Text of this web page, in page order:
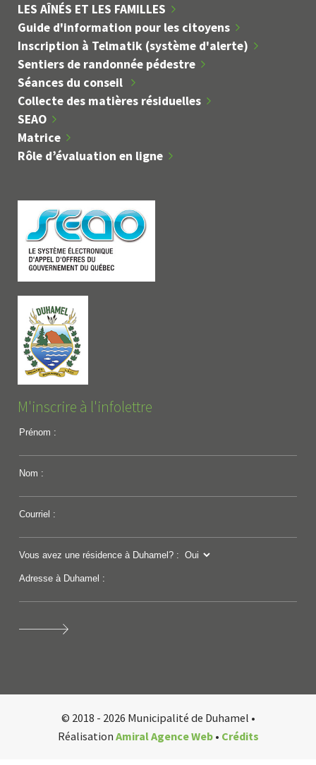
LES AÎNÉS ET LES FAMILLES
Guide d'information pour les citoyens
Inscription à Telmatik (système d'alerte)
Sentiers de randonnée pédestre
Séances du conseil
Collecte des matières résiduelles
SEAO
Matrice
Rôle d’évaluation en ligne
M'inscrire à l'infolettre
Prénom :
Nom :
Courriel :
Vous avez une résidence à Duhamel? :
Adresse à Duhamel :
© 2018 - 2026 Municipalité de Duhamel •
Réalisation Amiral Agence Web• Crédits